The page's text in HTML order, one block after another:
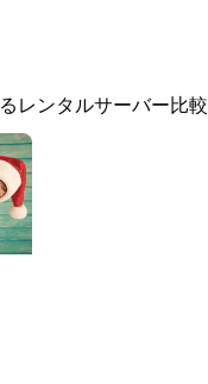
レンタルサーバー比較